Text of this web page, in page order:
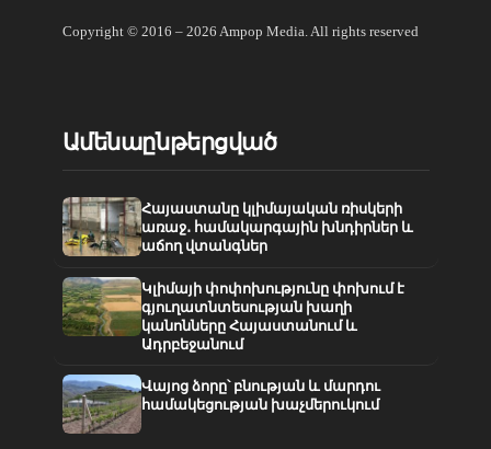
Copyright © 2016 – 2026 Ampop Media. All rights reserved
Ամենաընթերցված
Հայաստանը կլիմայական ռիսկերի
առաջ․ համակարգային խնդիրներ և
աճող վտանգներ
Կլիմայի փոփոխությունը փոխում է
գյուղատնտեսության խաղի
կանոնները Հայաստանում և
Ադրբեջանում
Վայոց ձորը՝ բնության և մարդու
համակեցության խաչմերուկում